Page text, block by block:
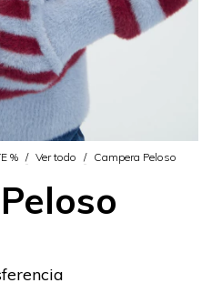
% / Ver todo / Campera Peloso